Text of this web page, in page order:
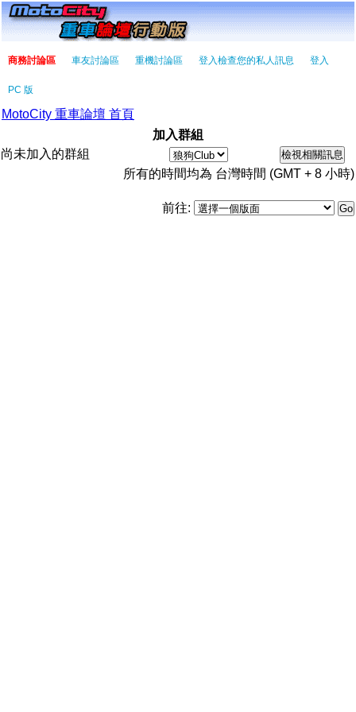
商務討論區 車友討論區 重機討論區 登入檢查您的私人訊息 登入
PC 版
MotoCity 重車論壇 首頁
加入群組
尚未加入的群組
所有的時間均為 台灣時間 (GMT + 8 小時)
前往: